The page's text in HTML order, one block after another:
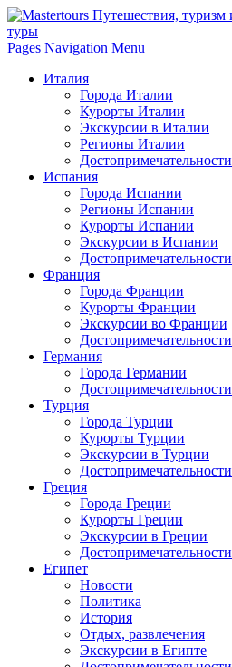
Pages Navigation Menu
Италия
Города Италии
Курорты Италии
Экскурсии в Италии
Регионы Италии
Достопримечательности
Испания
Города Испании
Регионы Испании
Курорты Испании
Экскурсии в Испании
Достопримечательности
Франция
Города Франции
Курорты Франции
Экскурсии во Франции
Достопримечательности
Германия
Города Германии
Достопримечательности
Турция
Города Турции
Курорты Турции
Экскурсии в Турции
Достопримечательности
Греция
Города Греции
Курорты Греции
Экскурсии в Греции
Достопримечательности
Египет
Новости
Политика
История
Отдых, развлечения
Экскурсии в Египте